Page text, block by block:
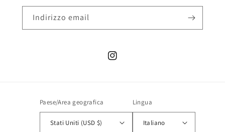
Indirizzo email
Instagram
Paese/Area geografica
Stati Uniti (USD $)
Lingua
Italiano